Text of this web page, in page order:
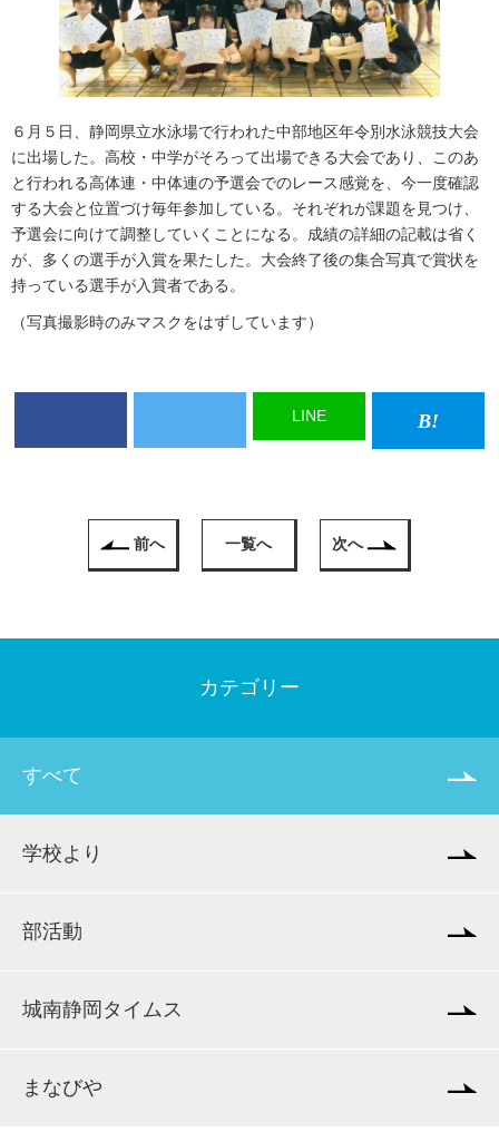
６月５日、静岡県立水泳場で行われた中部地区年令別水泳競技大会
に出場した。高校・中学がそろって出場できる大会であり、このあ
と行われる高体連・中体連の予選会でのレース感覚を、今一度確認
する大会と位置づけ毎年参加している。それぞれが課題を見つけ、
予選会に向けて調整していくことになる。成績の詳細の記載は省く
が、多くの選手が入賞を果たした。大会終了後の集合写真で賞状を
持っている選手が入賞者である。
（写真撮影時のみマスクをはずしています）
LINE
前へ 一覧へ 次へ
カテゴリー
すべて
学校より
部活動
城南静岡タイムス
まなびや